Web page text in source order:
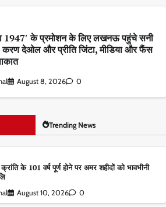
1947′ के प्रमोशन के लिए लखनऊ पहुंचे सनी
देओल और प्रीति जिंटा, मीडिया और फैंस
August 8, 2026 0
Trending News
के 101 वर्ष पूर्ण होने पर अमर शहीदों को भावभीनी
August 10, 2026 0